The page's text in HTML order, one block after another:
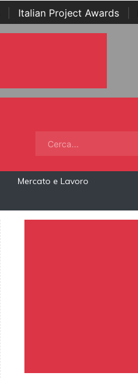
Italian Project Awards
Mercato e Lavoro